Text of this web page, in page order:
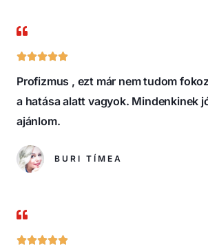
R
f
Profizmus , ezt már nem tudom
a hatása alatt vagyok. Mindenkinek
ajánlom.
BURI TÍMEA
R